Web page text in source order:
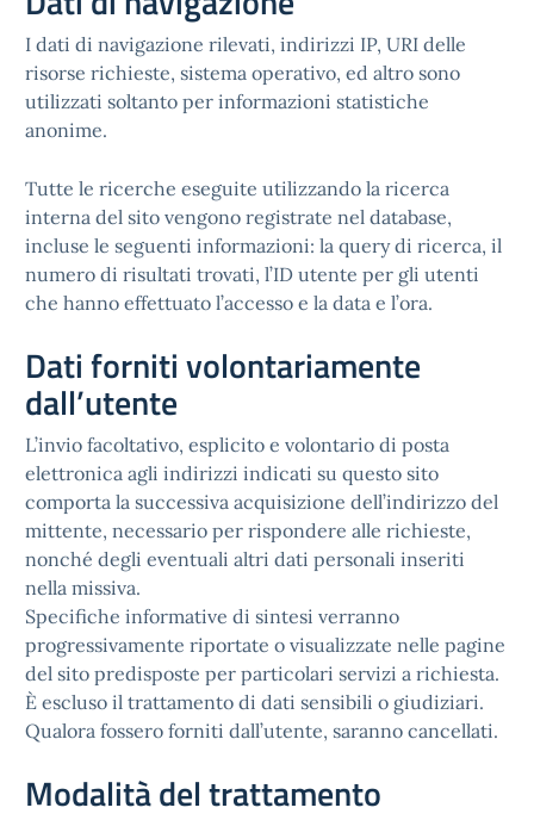
I dati di navigazione rilevati, indirizzi IP, URI delle
risorse richieste, sistema operativo, ed altro sono
utilizzati soltanto per informazioni statistiche
anonime.
Tutte le ricerche eseguite utilizzando la ricerca
interna del sito vengono registrate nel database,
incluse le seguenti informazioni: la query di ricerca, il
numero di risultati trovati, l’ID utente per gli utenti
che hanno effettuato l’accesso e la data e l’ora.
Dati forniti volontariamente
dall’utente
L’invio facoltativo, esplicito e volontario di posta
elettronica agli indirizzi indicati su questo sito
comporta la successiva acquisizione dell’indirizzo del
mittente, necessario per rispondere alle richieste,
nonché degli eventuali altri dati personali inseriti
nella missiva.
Specifiche informative di sintesi verranno
progressivamente riportate o visualizzate nelle pagine
del sito predisposte per particolari servizi a richiesta.
È escluso il trattamento di dati sensibili o giudiziari.
Qualora fossero forniti dall’utente, saranno cancellati.
Modalità del trattamento